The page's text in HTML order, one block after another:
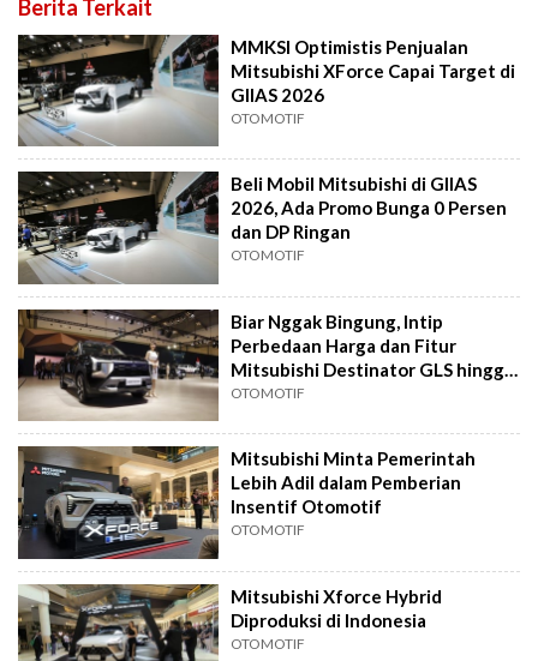
Berita Terkait
MMKSI Optimistis Penjualan
Mitsubishi XForce Capai Target di
GIIAS 2026
OTOMOTIF
Beli Mobil Mitsubishi di GIIAS
2026, Ada Promo Bunga 0 Persen
dan DP Ringan
OTOMOTIF
Biar Nggak Bingung, Intip
Perbedaan Harga dan Fitur
Mitsubishi Destinator GLS hingga
Ultimate
OTOMOTIF
Mitsubishi Minta Pemerintah
Lebih Adil dalam Pemberian
Insentif Otomotif
OTOMOTIF
Mitsubishi Xforce Hybrid
Diproduksi di Indonesia
OTOMOTIF